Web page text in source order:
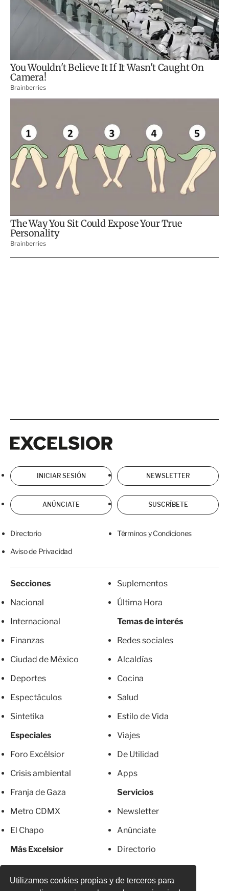
Utilizamos cookies propias y de terceros para
INICIAR SESIÓN NEWSLETTER
ANÚNCIATE SUSCRÍBETE
Directorio Términos y Condiciones
Aviso de Privacidad
Secciones
Nacional
Internacional
Finanzas
Ciudad de México
Deportes
Espectáculos
Sintetika
Especiales
Foro Excélsior
Crisis ambiental
Franja de Gaza
Metro CDMX
El Chapo
Más Excelsior
Suplementos
Última Hora
Temas de interés
Redes sociales
Alcaldías
Cocina
Salud
Estilo de Vida
Viajes
De Utilidad
Apps
Servicios
Newsletter
Anúnciate
Directorio